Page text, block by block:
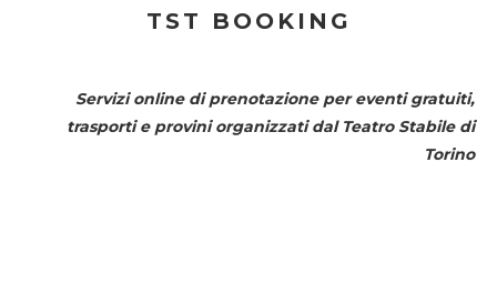
TST BOOKING
Servizi online di prenotazione per eventi gratuiti,
trasporti e provini organizzati dal Teatro Stabile di
Torino